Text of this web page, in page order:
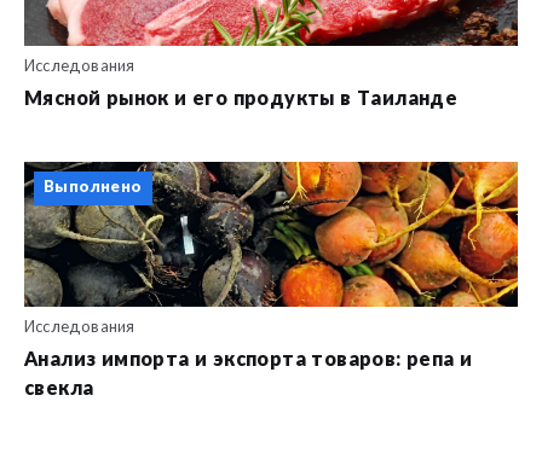
Исследования
Мясной рынок и его продукты в Таиланде
Выполнено
Исследования
Анализ импорта и экспорта товаров: репа и
свекла